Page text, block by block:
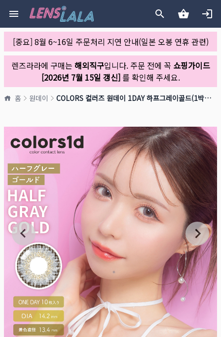
[중요] 8월 6~16일 주문처리 지연 안내(일본 오봉 연휴 관련)
렌즈라라에 구매는 해외직구입니다. 주문 전에 꼭 쇼핑가이드
[2026년 7월 15일 갱신]를 확인해 주세요.
홈 원데이 COLORS 컬러즈 원데이 1DAY 하프그레이골드(1박스 10개들이)